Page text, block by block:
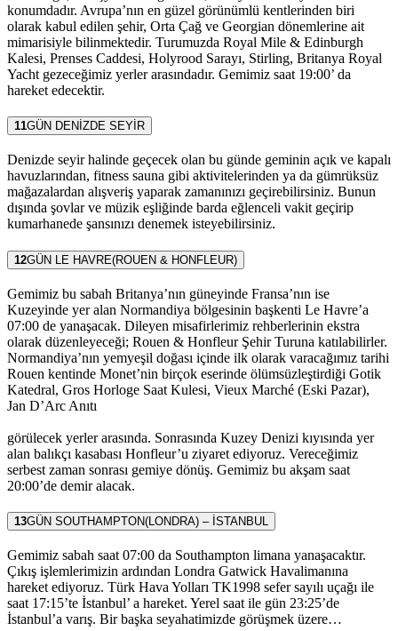
konumdadır. Avrupa’nın en güzel görünümlü kentlerinden biri
olarak kabul edilen şehir, Orta Çağ ve Georgian dönemlerine ait
mimarisiyle bilinmektedir. Turumuzda Royal Mile & Edinburgh
Kalesi, Prenses Caddesi, Holyrood Sarayı, Stirling, Britanya Royal
Yacht gezeceğimiz yerler arasındadır. Gemimiz saat 19:00’ da
hareket edecektir.
11GÜN DENİZDE SEYİR
Denizde seyir halinde geçecek olan bu günde geminin açık ve kapalı
havuzlarından, fitness sauna gibi aktivitelerinden ya da gümrüksüz
mağazalardan alışveriş yaparak zamanınızı geçirebilirsiniz. Bunun
dışında şovlar ve müzik eşliğinde barda eğlenceli vakit geçirip
kumarhanede şansınızı denemek isteyebilirsiniz.
12GÜN LE HAVRE(ROUEN & HONFLEUR)
Gemimiz bu sabah Britanya’nın güneyinde Fransa’nın ise
Kuzeyinde yer alan Normandiya bölgesinin başkenti Le Havre’a
07:00 de yanaşacak. Dileyen misafirlerimiz rehberlerinin ekstra
olarak düzenleyeceği; Rouen & Honfleur Şehir Turuna katılabilirler.
Normandiya’nın yemyeşil doğası içinde ilk olarak varacağımız tarihi
Rouen kentinde Monet’nin birçok eserinde ölümsüzleştirdiği Gotik
Katedral, Gros Horloge Saat Kulesi, Vieux Marché (Eski Pazar),
Jan D’Arc Anıtı
görülecek yerler arasında. Sonrasında Kuzey Denizi kıyısında yer
alan balıkçı kasabası Honfleur’u ziyaret ediyoruz. Vereceğimiz
serbest zaman sonrası gemiye dönüş. Gemimiz bu akşam saat
20:00’de demir alacak.
13GÜN SOUTHAMPTON(LONDRA) – İSTANBUL
Gemimiz sabah saat 07:00 da Southampton limana yanaşacaktır.
Çıkış işlemlerimizin ardından Londra Gatwick Havalimanına
hareket ediyoruz. Türk Hava Yolları TK1998 sefer sayılı uçağı ile
saat 17:15’te İstanbul’ a hareket. Yerel saat ile gün 23:25’de
İstanbul’a varış. Bir başka seyahatimizde görüşmek üzere…